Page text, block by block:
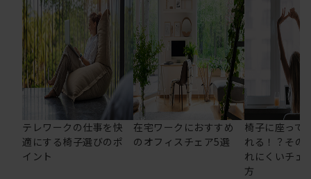
テレワークの仕事を快
適にする椅子選びのポ
イント
在宅ワークにおすすめ
のオフィスチェア5選
椅子に座って
れる！？その
れにくいチェ
方